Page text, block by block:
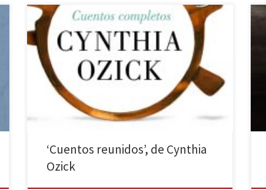
Lumen publica los cuentos de la escritora
norteamericana Cynthia Ozick. Anteriormente, esta
misma editorial había publicado dos de sus novelas:
Los últimos testigos (2006) y Cuerpos extraños (2013).
Cynthia Ozick es una de las grandes novelistas de la
segunda mitad del siglo XX. Aunque se crió en el
Bronx, sus […]
‘Cuentos reunidos’, de Cynthia
Ozick